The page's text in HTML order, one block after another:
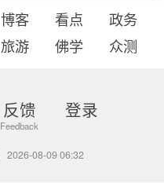
博客 看点
政务
旅游 佛学 众测
反馈 登录
2026-08-09 06:32